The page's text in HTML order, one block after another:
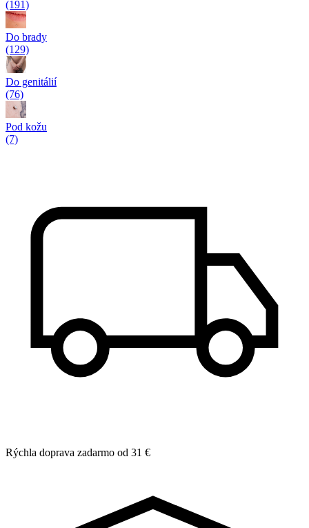
(191)
Do brady
(129)
Do genitálií
(76)
Pod kožu
(7)
Rýchla doprava zadarmo od 31 €